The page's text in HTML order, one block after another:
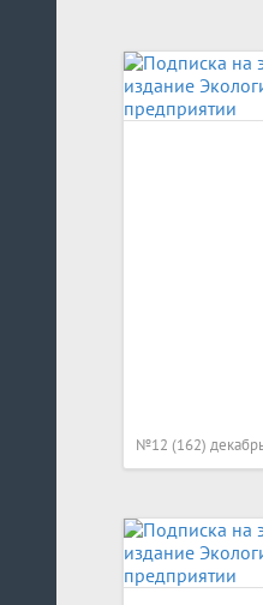
№12 (162)